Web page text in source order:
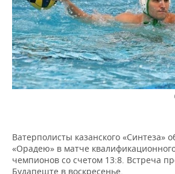
НЕФТЕХИМИЯ
НЕФТЬ
ОПК
ЭНЕРГЕТИКА
РОЗНИЧНАЯ ТОРГОВЛЯ
ТРАНСПОРТ
УСЛУГИ
НОВОСТИ ТЕХНОЛОГИЙ
IT
МЕДИА
МЕРОПРИЯТИЯ
НОВОСТИ МЕРОПРИЯТИЙ
ВЫЕЗДНАЯ РЕДАКЦИЯ
ONLINE-КОНФЕРЕНЦИИ
ОТКРЫТАЯ ЛЕКЦИЯ
СПОРТ
НОВОСТИ СПОРТА
ХОККЕЙ
БАСКЕТБОЛ
ОБЩЕСТВО
ВЛАСТЬ
ИНФРАСТРУКТУРА
СЮЖЕТЫ
СПРАВОЧНИК
Ватерполисты казанского «Синтеза»
«Орадею» в матче
чемпионов со счетом 13:8. Встреча
Будапеште в воскресенье.